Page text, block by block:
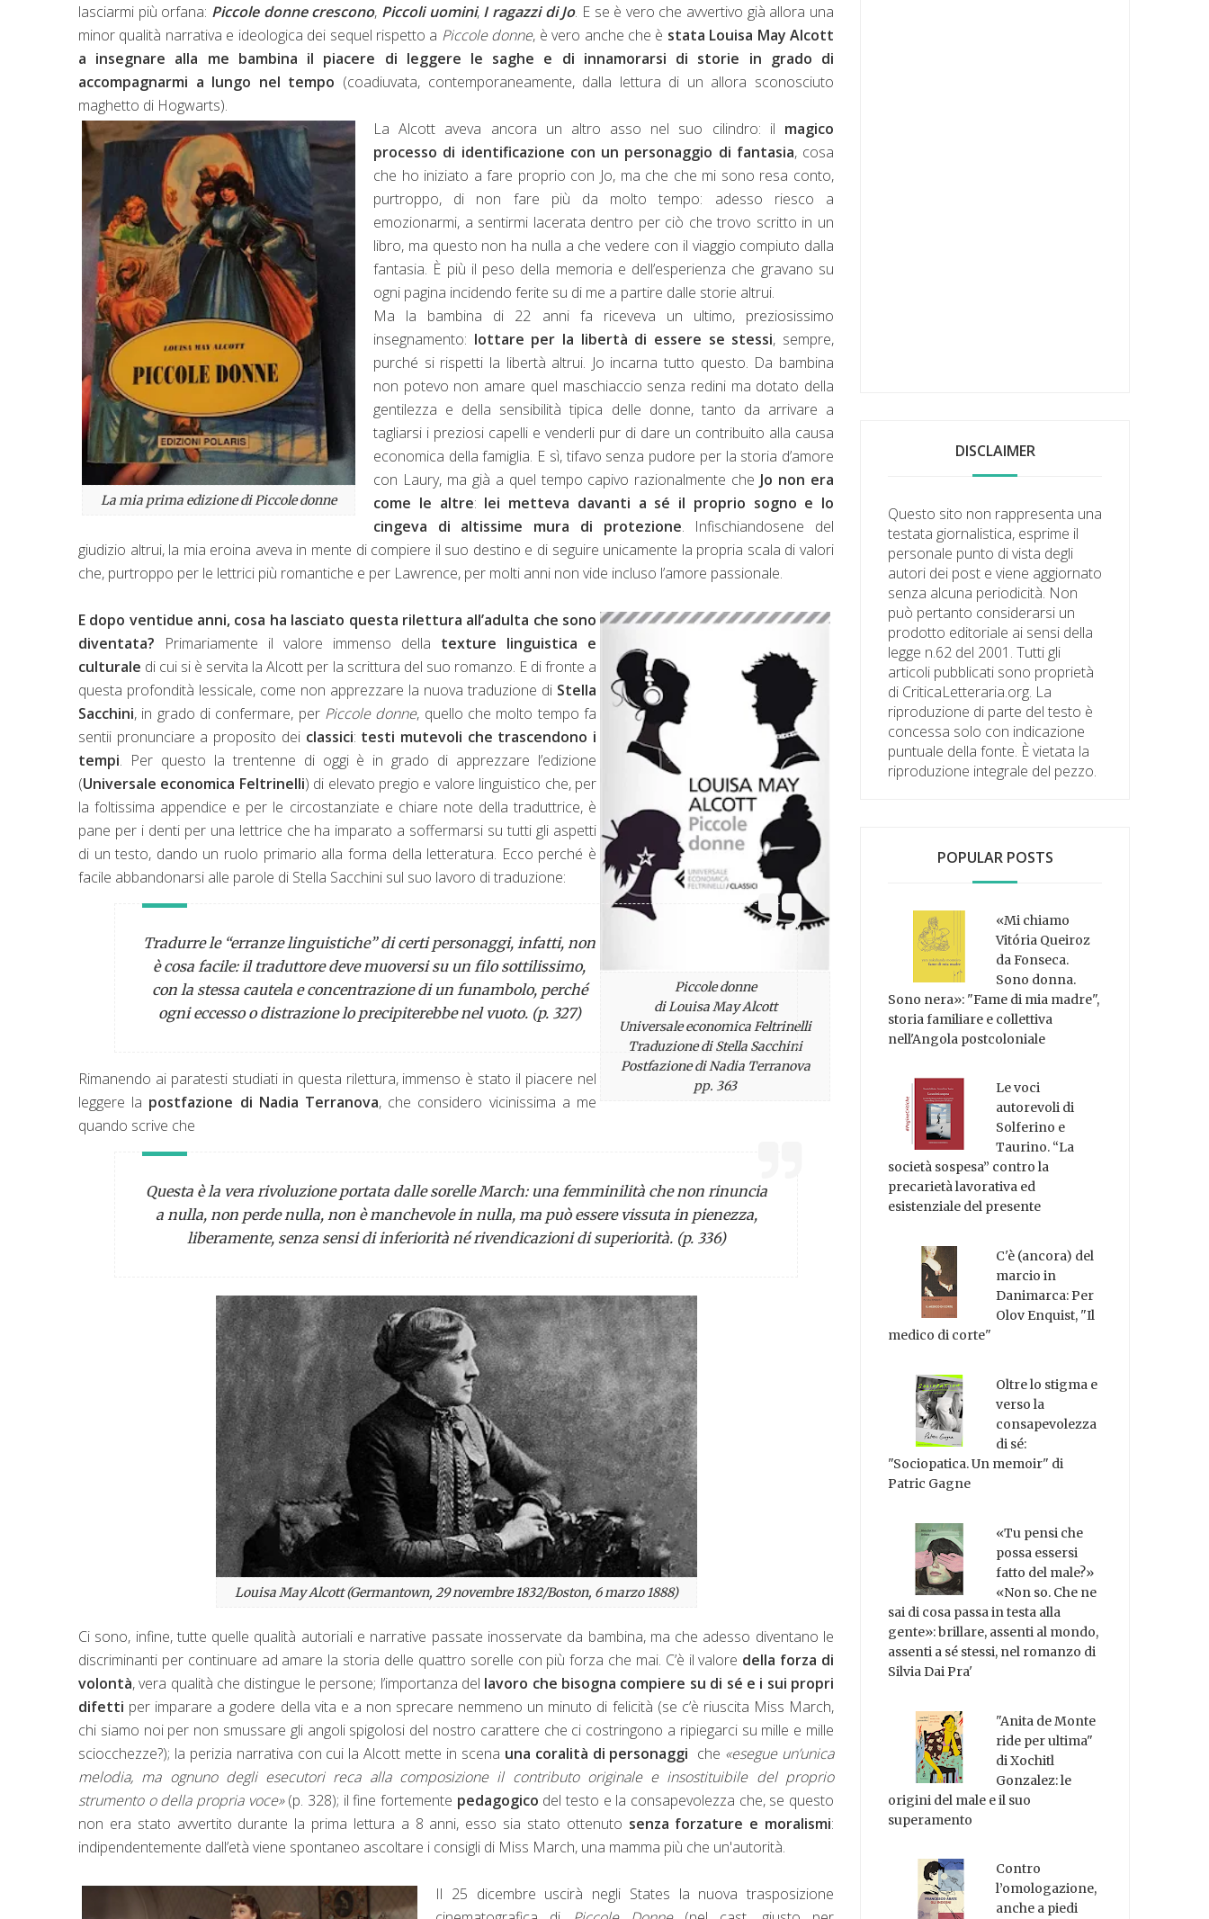
lasciarmi più orfana: Piccole donne crescono, Piccoli uomini, I ragazzi di Jo. E se è vero che avvertivo già allora una
minor qualità narrativa e ideologica dei sequel rispetto a Piccole donne, è vero anche che è stata Louisa May Alcott
a insegnare alla me bambina il piacere di leggere le saghe e di innamorarsi di storie in grado di
accompagnarmi a lungo nel tempo (coadiuvata, contemporaneamente, dalla lettura di un allora sconosciuto
maghetto di Hogwarts).
La mia prima edizione di Piccole donne
La Alcott aveva ancora un altro asso nel suo cilindro: il magico
processo di identificazione con un personaggio di fantasia, cosa
che ho iniziato a fare proprio con Jo, ma che che mi sono resa conto,
purtroppo, di non fare più da molto tempo: adesso riesco a
emozionarmi, a sentirmi lacerata dentro per ciò che trovo scritto in un
libro, ma questo non ha nulla a che vedere con il viaggio compiuto dalla
fantasia. È più il peso della memoria e dell’esperienza che gravano su
ogni pagina incidendo ferite su di me a partire dalle storie altrui.
Ma la bambina di 22 anni fa riceveva un ultimo, preziosissimo
insegnamento: lottare per la libertà di essere se stessi, sempre,
purché si rispetti la libertà altrui. Jo incarna tutto questo. Da bambina
non potevo non amare quel maschiaccio senza redini ma dotato della
gentilezza e della sensibilità tipica delle donne, tanto da arrivare a
tagliarsi i preziosi capelli e venderli pur di dare un contribuito alla causa
economica della famiglia. E sì, tifavo senza pudore per la storia d’amore
con Laury, ma già a quel tempo capivo razionalmente che Jo non era
come le altre: lei metteva davanti a sé il proprio sogno e lo
cingeva di altissime mura di protezione. Infischiandosene del
giudizio altrui, la mia eroina aveva in mente di compiere il suo destino e di seguire unicamente la propria scala di valori
che, purtroppo per le lettrici più romantiche e per Lawrence, per molti anni non vide incluso l’amore passionale.
Piccole donne
di Louisa May Alcott
Universale economica Feltrinelli
Traduzione di Stella Sacchini
Postfazione di Nadia Terranova
pp. 363
E dopo ventidue anni, cosa ha lasciato questa rilettura all’adulta che sono
diventata? Primariamente il valore immenso della texture linguistica e
culturale di cui si è servita la Alcott per la scrittura del suo romanzo. E di fronte a
questa profondità lessicale, come non apprezzare la nuova traduzione di Stella
Sacchini, in grado di confermare, per Piccole donne, quello che molto tempo fa
sentii pronunciare a proposito dei classici: testi mutevoli che trascendono i
tempi. Per questo la trentenne di oggi è in grado di apprezzare l’edizione
(Universale economica Feltrinelli) di elevato pregio e valore linguistico che, per
la foltissima appendice e per le circostanziate e chiare note della traduttrice, è
pane per i denti per una lettrice che ha imparato a soffermarsi su tutti gli aspetti
di un testo, dando un ruolo primario alla forma della letteratura. Ecco perché è
facile abbandonarsi alle parole di Stella Sacchini sul suo lavoro di traduzione:
Tradurre le “erranze linguistiche” di certi personaggi, infatti, non
è cosa facile: il traduttore deve muoversi su un filo sottilissimo,
con la stessa cautela e concentrazione di un funambolo, perché
ogni eccesso o distrazione lo precipiterebbe nel vuoto.(p. 327)
Rimanendo ai paratesti studiati in questa rilettura, immenso è stato il piacere nel
leggere la postfazione di Nadia Terranova, che considero vicinissima a me
quando scrive che
Questa è la vera rivoluzione portata dalle sorelle March: una femminilità che non rinuncia
a nulla, non perde nulla, non è manchevole in nulla, ma può essere vissuta in pienezza,
liberamente, senza sensi di inferiorità né rivendicazioni di superiorità.(p. 336)
Louisa May Alcott (Germantown, 29 novembre 1832/Boston, 6 marzo 1888)
Ci sono, infine, tutte quelle qualità autoriali e narrative passate inosservate da bambina, ma che adesso diventano le
discriminanti per continuare ad amare la storia delle quattro sorelle con più forza che mai. C’è il valore della forza di
volontà, vera qualità che distingue le persone; l’importanza del lavoro che bisogna compiere su di sé e i sui propri
difetti per imparare a godere della vita e a non sprecare nemmeno un minuto di felicità (se c’è riuscita Miss March,
chi siamo noi per non smussare gli angoli spigolosi del nostro carattere che ci costringono a ripiegarci su mille e mille
sciocchezze?); la perizia narrativa con cui la Alcott mette in scena una coralità di personaggi che «esegue un’unica
melodia, ma ognuno degli esecutori reca alla composizione il contributo originale e insostituibile del proprio
strumento o della propria voce»(p. 328); il fine fortemente pedagogico del testo e la consapevolezza che, se questo
non era stato avvertito durante la prima lettura a 8 anni, esso sia stato ottenuto senza forzature e moralismi:
indipendentemente dall’età viene spontaneo ascoltare i consigli di Miss March, una mamma più che un'autorità.
Il 25 dicembre uscirà negli States la nuova trasposizione
DISCLAIMER
Questo sito non rappresenta una
testata giornalistica, esprime il
personale punto di vista degli
autori dei post e viene aggiornato
senza alcuna periodicità. Non
può pertanto considerarsi un
prodotto editoriale ai sensi della
legge n.62 del 2001. Tutti gli
articoli pubblicati sono proprietà
di CriticaLetteraria.org. La
riproduzione di parte del testo è
concessa solo con indicazione
puntuale della fonte. È vietata la
riproduzione integrale del pezzo.
POPULAR POSTS
«Mi chiamo
Vitória Queiroz
da Fonseca.
Sono donna.
Sono nera»: "Fame di mia madre",
storia familiare e collettiva
nell'Angola postcoloniale
Le voci
autorevoli di
Solferino e
Taurino. “La
società sospesa” contro la
precarietà lavorativa ed
esistenziale del presente
C'è (ancora) del
marcio in
Danimarca: Per
Olov Enquist, "Il
medico di corte"
Oltre lo stigma e
verso la
consapevolezza
di sé:
"Sociopatica. Un memoir" di
Patric Gagne
«Tu pensi che
possa essersi
fatto del male?»
«Non so. Che ne
sai di cosa passa in testa alla
gente»: brillare, assenti al mondo,
assenti a sé stessi, nel romanzo di
Silvia Dai Pra'
"Anita de Monte
ride per ultima"
di Xochitl
Gonzalez: le
origini del male e il suo
superamento
Contro
l’omologazione,
anche a piedi